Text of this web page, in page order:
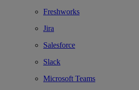
Freshworks
Jira
Salesforce
Slack
Microsoft Teams